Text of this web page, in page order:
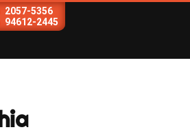
2057-5356
94612-2445